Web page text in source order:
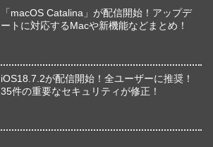
「macOS Catalina」が配信開始！アップデ
ートに対応するMacや新機能などまとめ！
iOS18.7.2が配信開始！全ユーザーに推奨！
35件の重要なセキュリティが修正！